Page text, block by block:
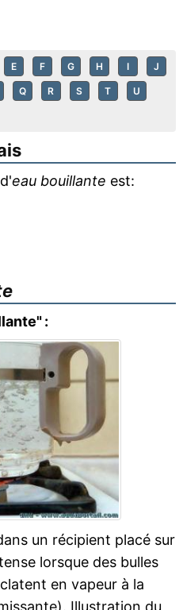
E F G H I J
Q R S T U
eau bouillante est:
:
un récipient placé sur
lorsque des bulles
en vapeur à la
Illustration du